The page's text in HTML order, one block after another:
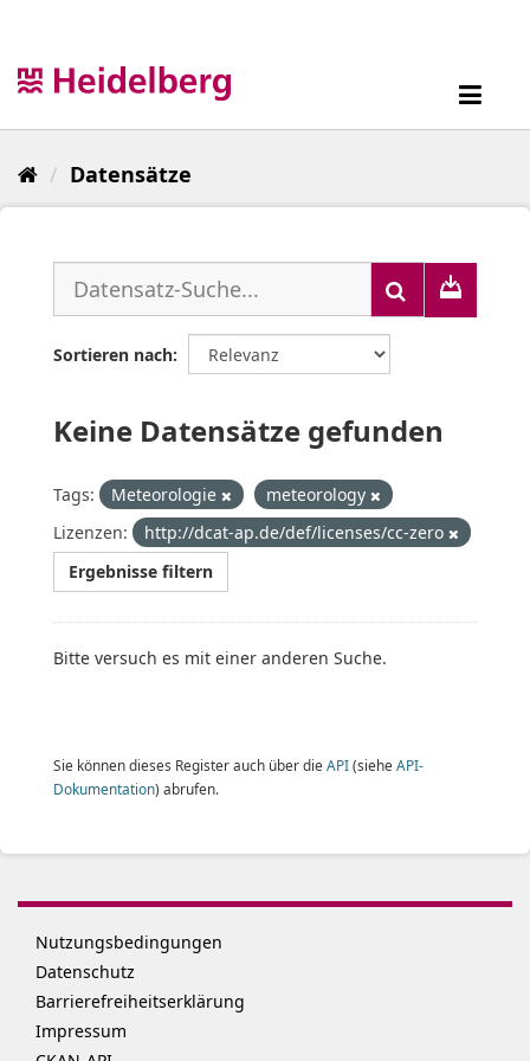
Datensätze
Sortieren nach
Keine Datensätze gefunden
Tags: Meteorologie
meteorology
Lizenzen:
http://dcat-ap.de/def/licenses/cc-zero
Ergebnisse filtern
Bitte versuch es mit einer anderen Suche.
Sie können dieses Register auch über die API(siehe API-
Dokumentation) abrufen.
Nutzungsbedingungen
Datenschutz
Barrierefreiheitserklärung
Impressum